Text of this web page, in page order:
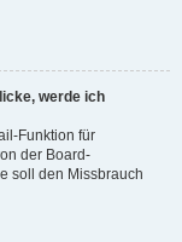
werde ich
Funktion für
der Board-
soll den Missbrauch